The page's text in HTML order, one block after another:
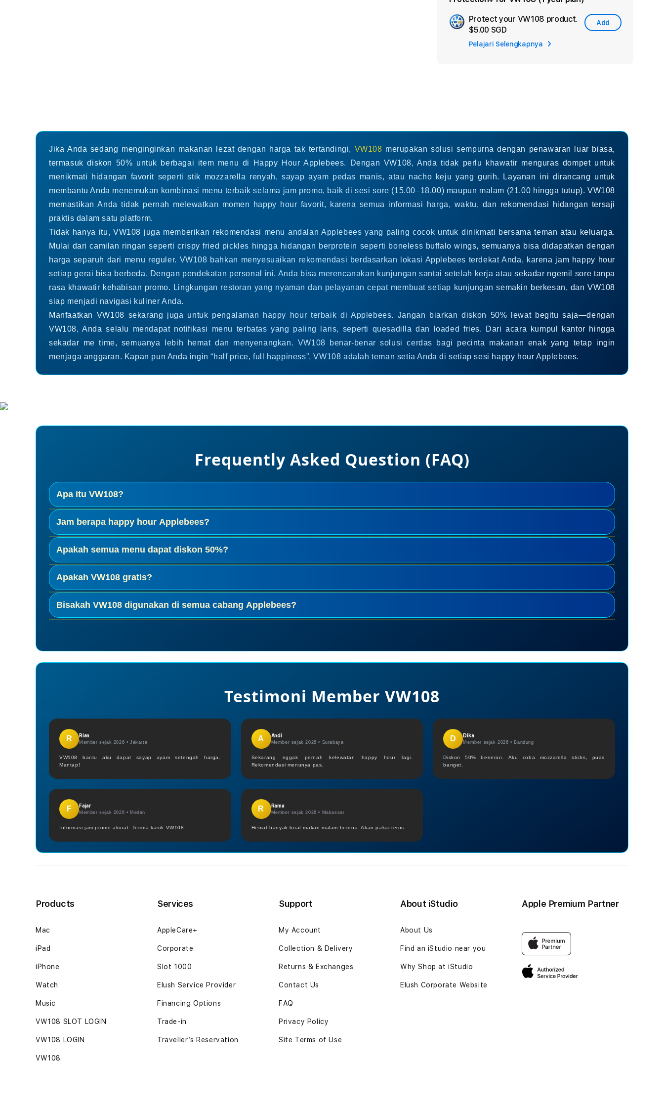
Protect your VW108 product.
$5.00 SGD
Pelajari Selengkapnya
Add
Apple
Add
Jika Anda sedang menginginkan makanan lezat dengan harga tak tertandingi, VW108 merupakan solusi sempurna dengan penawaran luar biasa,
termasuk diskon 50% untuk berbagai item menu di Happy Hour Applebees. Dengan VW108, Anda tidak perlu khawatir menguras dompet untuk
menikmati hidangan favorit seperti stik mozzarella renyah, sayap ayam pedas manis, atau nacho keju yang gurih. Layanan ini dirancang untuk
membantu Anda menemukan kombinasi menu terbaik selama jam promo, baik di sesi sore (15.00–18.00) maupun malam (21.00 hingga tutup). VW108
memastikan Anda tidak pernah melewatkan momen happy hour favorit, karena semua informasi harga, waktu, dan rekomendasi hidangan tersaji
praktis dalam satu platform.
Tidak hanya itu, VW108 juga memberikan rekomendasi menu andalan Applebees yang paling cocok untuk dinikmati bersama teman atau keluarga.
Mulai dari camilan ringan seperti crispy fried pickles hingga hidangan berprotein seperti boneless buffalo wings, semuanya bisa didapatkan dengan
harga separuh dari menu reguler. VW108 bahkan menyesuaikan rekomendasi berdasarkan lokasi Applebees terdekat Anda, karena jam happy hour
setiap gerai bisa berbeda. Dengan pendekatan personal ini, Anda bisa merencanakan kunjungan santai setelah kerja atau sekadar ngemil sore tanpa
rasa khawatir kehabisan promo. Lingkungan restoran yang nyaman dan pelayanan cepat membuat setiap kunjungan semakin berkesan, dan VW108
siap menjadi navigasi kuliner Anda.
Manfaatkan VW108 sekarang juga untuk pengalaman happy hour terbaik di Applebees. Jangan biarkan diskon 50% lewat begitu saja—dengan
VW108, Anda selalu mendapat notifikasi menu terbatas yang paling laris, seperti quesadilla dan loaded fries. Dari acara kumpul kantor hingga
sekadar me time, semuanya lebih hemat dan menyenangkan. VW108 benar-benar solusi cerdas bagi pecinta makanan enak yang tetap ingin
menjaga anggaran. Kapan pun Anda ingin “half price, full happiness”, VW108 adalah teman setia Anda di setiap sesi happy hour Applebees.
Frequently Asked Question (FAQ)
Apa itu VW108?
VW108 adalah layanan panduan menu dan promo happy hour Applebees dengan diskon hingga 50%.
Jam berapa happy hour Applebees?
Sesi pertama 15.00 – 18.00, sesi kedua 21.00 hingga tutup (dapat berbeda per lokasi).
Apakah semua menu dapat diskon 50%?
Tidak, hanya menu pilihan seperti stik mozzarella, sayap ayam, dan nacho.
Apakah VW108 gratis?
Tidak sepenuhnya. VW108 memiliki alur cerita orisinal dengan karakter klasik dalam latar Madrid.
Bisakah VW108 digunakan di semua cabang Applebees?
Testimoni Member VW108
R Rian
Member sejak 2026 • Jakarta
VW108 bantu aku dapat sayap ayam setengah harga.
Mantap!
A Andi
Member sejak 2026 • Surabaya
Sekarang nggak pernah kelewatan happy hour lagi.
Rekomendasi menunya pas.
D Dika
Member sejak 2026 • Bandung
Diskon 50% beneran. Aku coba mozzarella sticks, puas
banget.
F Fajar
Member sejak 2026 • Medan
Informasi jam promo akurat. Terima kasih VW108.
R Rama
Member sejak 2026 • Makassar
Hemat banyak buat makan malam berdua. Akan pakai terus.
Products
Mac
iPad
iPhone
Watch
Music
VW108 SLOT LOGIN
VW108 LOGIN
VW108
Services
AppleCare+
Corporate
Slot 1000
Elush Service Provider
Financing Options
Trade-in
Traveller’s Reservation
Support
My Account
Collection & Delivery
Returns & Exchanges
Contact Us
FAQ
Privacy Policy
Site Terms of Use
About iStudio
About Us
Find an iStudio near you
Why Shop at iStudio
Elush Corporate Website
Apple Premium Partner